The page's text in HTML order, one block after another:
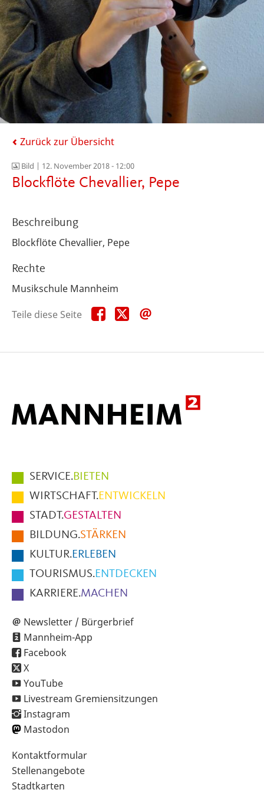
Zurück zur Übersicht
Bild | 12. November 2018 - 12:00
Blockflöte Chevallier, Pepe
Beschreibung
Blockflöte Chevallier, Pepe
Rechte
Musikschule Mannheim
Teile diese Seite
Teile
diese
Teile
diese
Hauptmenüpunkte
im
Fußbereich
der
Seite
SERVICE.BIETEN
WIRTSCHAFT.ENTWICKELN
STADT.GESTALTEN
BILDUNG.STÄRKEN
KULTUR.ERLEBEN
TOURISMUS.ENTDECKEN
KARRIERE.MACHEN
Newsletter / Bürgerbrief
Mannheim-App
Facebook
X
YouTube
Livestream Gremiensitzungen
Instagram
Mastodon
Sekundärnavigation
im
Fußbereich
Kontaktformular
Stellenangebote
Stadtkarten